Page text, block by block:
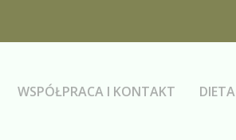
WSPÓŁPRACA I KONTAKT DIETA